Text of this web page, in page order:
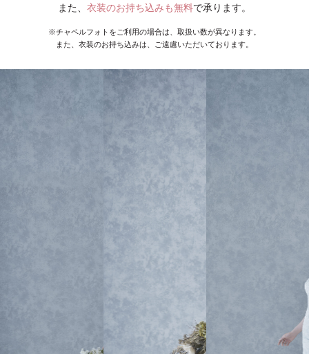
また、 衣装のお持ち込みも無料で承ります。
※チャペルフォトをご利用の場合は、取扱い数が異なります。
また、衣装のお持ち込みは、ご遠慮いただいております。